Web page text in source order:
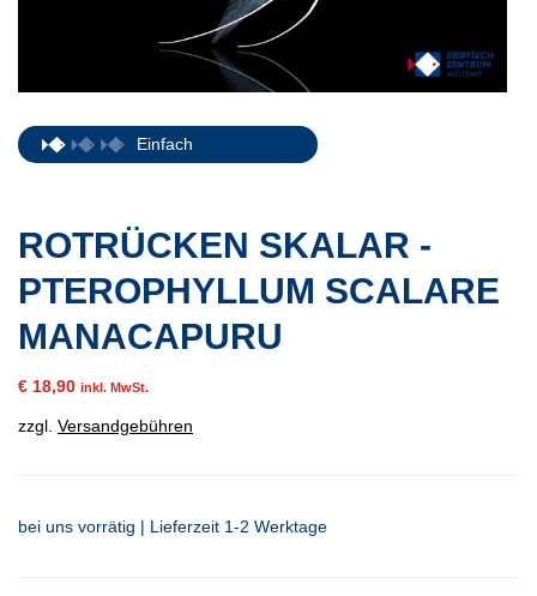
Einfach
ROTRÜCKEN SKALAR -
PTEROPHYLLUM SCALARE
MANACAPURU
€ 18,90 inkl. MwSt.
zzgl. Versandgebühren
bei uns vorrätig | Lieferzeit 1-2 Werktage